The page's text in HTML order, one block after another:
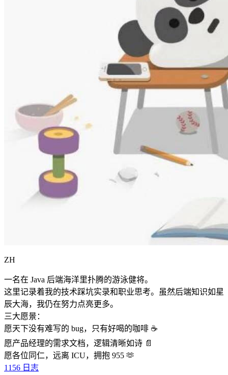
ZH
一名在 Java 后端海洋里扑腾的游泳健将。
这里记录着我的技术踩坑实录和职业思考。虽然后端知识如星
辰大海，我仍在努力点亮更多。
三大愿景：
愿天下没有难写的 bug，只有好喝的咖啡 ☕️
愿产品经理的需求文档，逻辑清晰如诗 📄
愿各位同仁，远离 ICU，拥抱 955 🫶
1156 日志